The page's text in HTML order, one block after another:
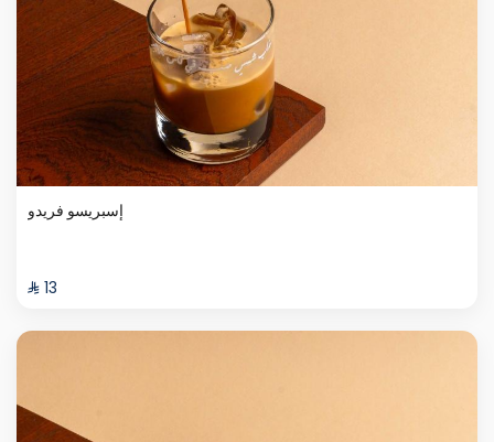
إسبريسو فريدو
⁨⁦‪‬ 13⁩